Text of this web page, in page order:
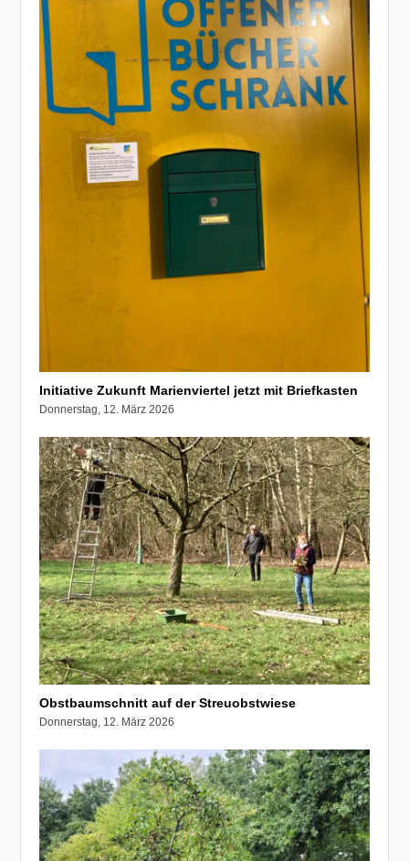
Initiative Zukunft Marienviertel jetzt mit Briefkasten
Donnerstag, 12. März 2026
Obstbaumschnitt auf der Streuobstwiese
Donnerstag, 12. März 2026